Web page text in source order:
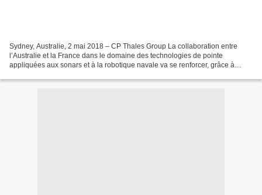
Sydney, Australie, 2 mai 2018 – CP Thales Group La collaboration entre
l’Australie et la France dans le domaine des technologies de pointe
appliquées aux sonars et à la robotique navale va se renforcer, grâce à